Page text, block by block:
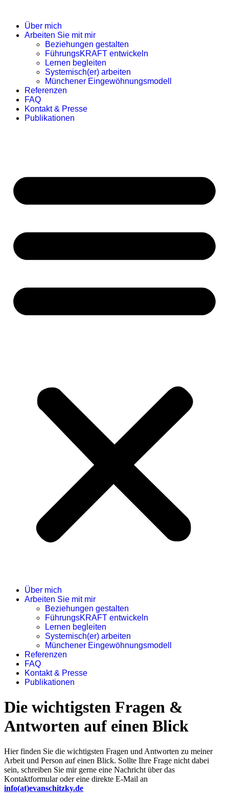
wechselnÜber mich
Arbeiten Sie mit mir
Beziehungen gestalten
FührungsKRAFT entwickeln
Lernen begleiten
Systemisch(er) arbeiten
Münchener Eingewöhnungsmodell
Referenzen
FAQ
Kontakt & Presse
Publikationen
Über mich
Arbeiten Sie mit mir
Beziehungen gestalten
FührungsKRAFT entwickeln
Lernen begleiten
Systemisch(er) arbeiten
Münchener Eingewöhnungsmodell
Referenzen
FAQ
Kontakt & Presse
Publikationen
Die wichtigsten Fragen &
Antworten auf einen Blick
Hier finden Sie die wichtigsten Fragen und Antworten zu meiner
Arbeit und Person auf einen Blick. Sollte Ihre Frage nicht dabei
sein, schreiben Sie mir gerne eine Nachricht über das
Kontaktformular oder eine direkte E-Mail an
info(at)evanschitzky.de